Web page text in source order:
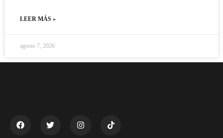
LEER MÁS »
agosto 7, 2026